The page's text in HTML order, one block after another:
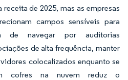
de 2025, mas as empresas
campos sensíveis para
de navegar por auditorias
de alta frequência, manter
colocalizados enquanto se
cofres na nuvem reduz o